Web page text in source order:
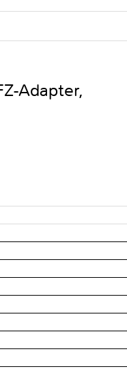
Adapter,